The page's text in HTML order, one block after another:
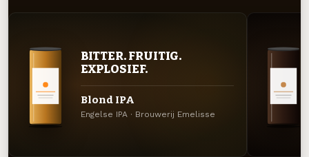
BITTER. FRUITIG.
EXPLOSIEF.
Blond IPA
Engelse IPA · Brouwerij Emelisse